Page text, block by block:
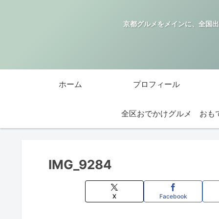
京都グルメをメインに、全国
ホーム プロフィール
全区おでかけグルメ
IMG_9284
X Facebook